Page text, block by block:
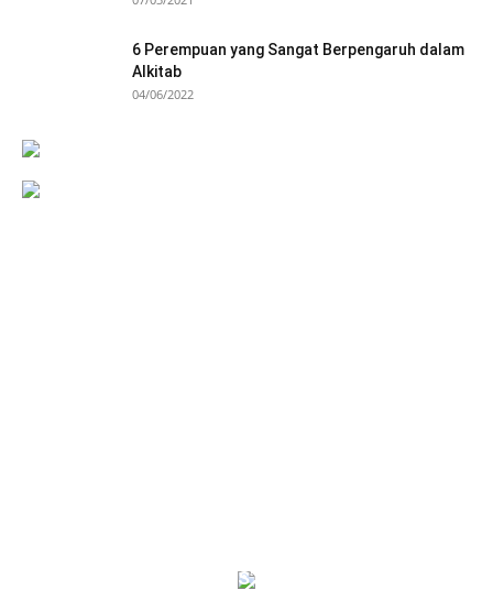
6 Perempuan yang Sangat Berpengaruh dalam
Alkitab
04/06/2022
Pra-PKKMB Politeknik STIA LAN Jakarta Bekali